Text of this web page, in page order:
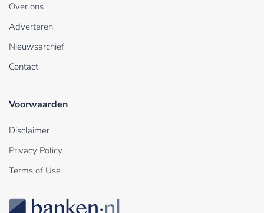
Over ons
Adverteren
Nieuwsarchief
Contact
Voorwaarden
Disclaimer
Privacy Policy
Terms of Use